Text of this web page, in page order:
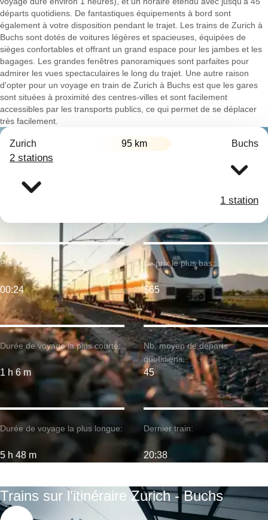
départs quotidiens. De fantastiques équipements à bord sont
également à votre disposition pendant le trajet. Les trains de Zurich à
Buchs sont dotés de voitures légères et spacieuses, équipées de
sièges confortables et offrant un grand espace pour les jambes et les
bagages. Les grandes fenêtres panoramiques sont parfaites pour
admirer les vues spectaculaires le long du trajet. Une autre raison
d'opter pour un voyage en train de Zurich à Buchs est que les gares
sont situées à proximité des centres-villes et sont facilement
accessibles par les transports publics, ce qui permet de se déplacer
très facilement.
Zurich 95 km Buchs
2 stations
1 station
Durée de voyage la plus courte:
1 h 6 m
Premier train:
00:24
Durée de voyage la plus longue:
5 h 48 m
Le prix le plus bas:
$65
Nb. moyen de départs
quotidiens:
45
Dernier train:
20:38
Trains sur l’itinéraire Zurich - Buchs